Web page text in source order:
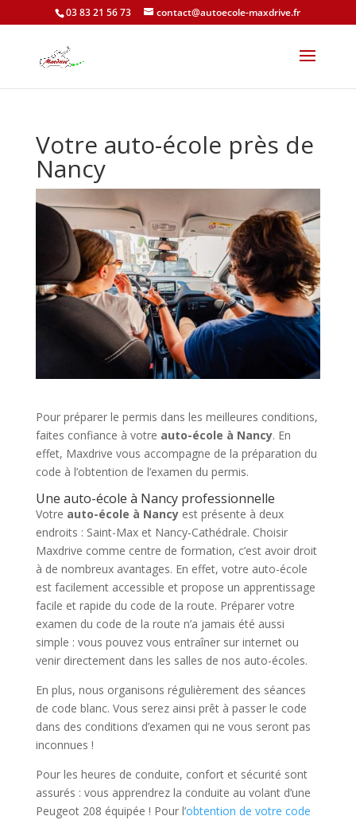
03 83 21 56 73 contact@autoecole-maxdrive.fr
Votre auto-école près de
Nancy
Pour préparer le permis dans les meilleures conditions,
faites confiance à votre auto-école à Nancy. En
effet, Maxdrive vous accompagne de la préparation du
code à l’obtention de l’examen du permis.
Une auto-école à Nancy professionnelle
Votre auto-école à Nancyest présente à deux
endroits : Saint-Max et Nancy-Cathédrale. Choisir
Maxdrive comme centre de formation, c’est avoir droit
à de nombreux avantages. En effet, votre auto-école
est facilement accessible et propose un apprentissage
facile et rapide du code de la route. Préparer votre
examen du code de la route n’a jamais été aussi
simple : vous pouvez vous entraîner sur internet ou
venir directement dans les salles de nos auto-écoles.
En plus, nous organisons régulièrement des séances
de code blanc. Vous serez ainsi prêt à passer le code
dans des conditions d’examen qui ne vous seront pas
inconnues !
Pour les heures de conduite, confort et sécurité sont
assurés : vous apprendrez la conduite au volant d’une
Peugeot 208 équipée ! Pour l’obtention de votre code